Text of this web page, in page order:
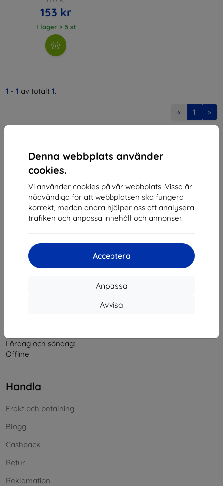
Denna webbplats använder
cookies.
Vi använder cookies på vår webbplats. Vissa är
nödvändiga för att webbplatsen ska fungera
korrekt, medan andra hjälper oss att analysera
trafiken och anpassa innehåll och annonser.
Acceptera
Anpassa
Avvisa
153 kr
I lager > 5 st
1 - 1 av totalt 1.
« 1 »
Shield-SK s.r.o.
Organisationsnummer:46701494
Momsregistreringsnummer:SK2023549671
Kontakt
Lördag och söndag:
Offline
Handla
Frakt och betalning
Blogg
Cashback
Retur
Reklamation